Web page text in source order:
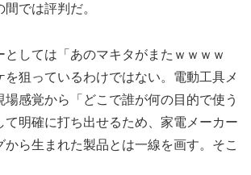
では評判だ。
としては「あのマキタがまたｗｗｗｗ
を狙っているわけではない。電動工具メ
場感覚から「どこで誰が何の目的で使う
て明確に打ち出せるため、家電メーカー
から生まれた製品とは一線を画す。そこ